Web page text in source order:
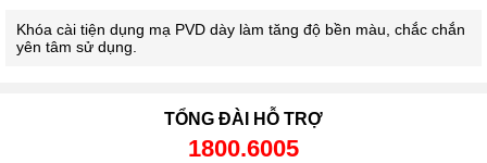
Khóa cài tiện dụng mạ PVD dày làm tăng độ bền màu, chắc chắn
yên tâm sử dụng.
TỔNG ĐÀI HỖ TRỢ
1800.6005